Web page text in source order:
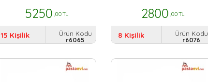
5250 ,00 TL
15 Kişilik
Ürün Kodu
r6065
2800 ,00 TL
8 Kişilik
Ürün Kodu
r6076